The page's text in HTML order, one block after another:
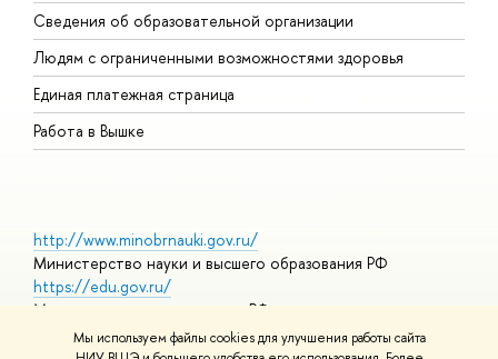
Мы используем файлы cookies для улучшения работы сайта
Сведения об образовательной организации
Людям с ограниченными возможностями здоровья
Единая платежная страница
Работа в Вышке
http://www.minobrnauki.gov.ru/
Министерство науки и высшего образования РФ
https://edu.gov.ru/
Министерство просвещения РФ
https://elearning.hse.ru/mooc